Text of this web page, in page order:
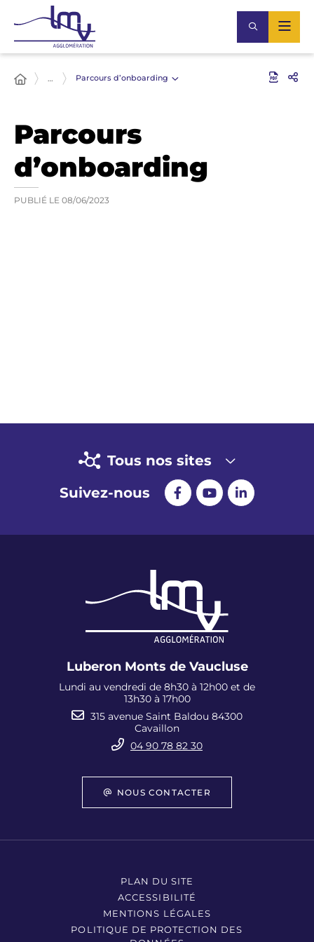
… Parcours d’onboarding
Parcours
d’onboarding
PUBLIÉ LE 08/06/2023
Tous nos sites
Suivez-nous
Luberon Monts de Vaucluse
Lundi au vendredi de 8h30 à 12h00 et de
13h30 à 17h00
315 avenue Saint Baldou 84300
Cavaillon
04 90 78 82 30
NOUS CONTACTER
PLAN DU SITE
ACCESSIBILITÉ
MENTIONS LÉGALES
POLITIQUE DE PROTECTION DES